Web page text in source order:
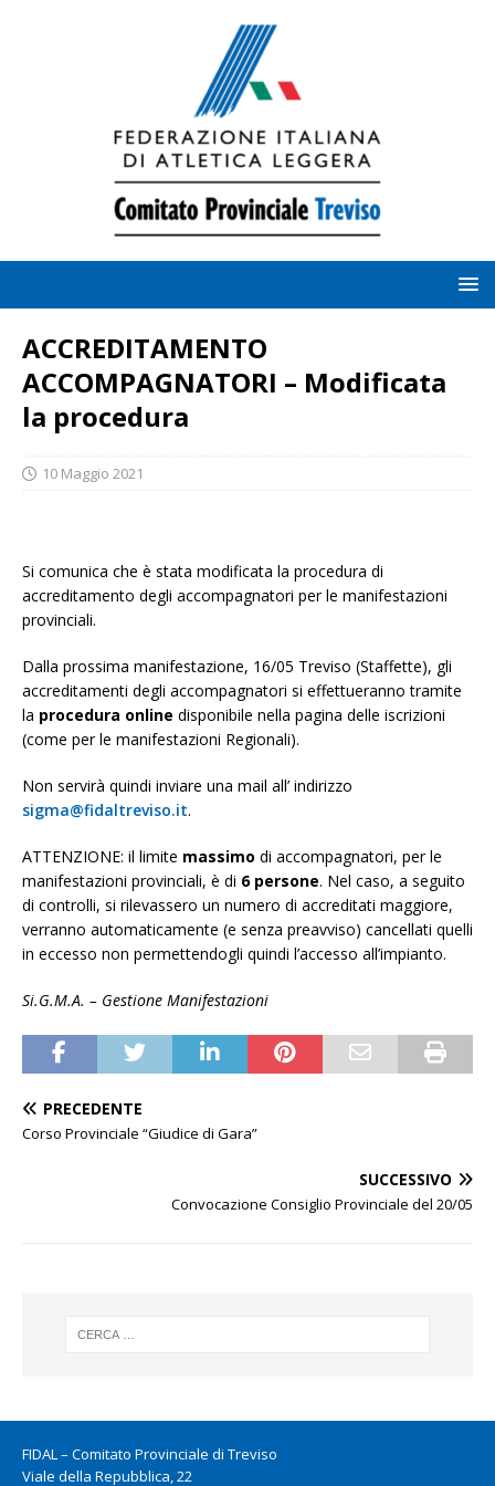
ACCREDITAMENTO
ACCOMPAGNATORI – Modificata
la procedura
10 Maggio 2021
Si comunica che è stata modificata la procedura di
accreditamento degli accompagnatori per le manifestazioni
provinciali.
Dalla prossima manifestazione, 16/05 Treviso (Staffette), gli
accreditamenti degli accompagnatori si effettueranno tramite
la procedura online disponibile nella pagina delle iscrizioni
(come per le manifestazioni Regionali).
Non servirà quindi inviare una mail all’ indirizzo
sigma@fidaltreviso.it.
ATTENZIONE: il limite massimo di accompagnatori, per le
manifestazioni provinciali, è di 6 persone. Nel caso, a seguito
di controlli, si rilevassero un numero di accreditati maggiore,
verranno automaticamente (e senza preavviso) cancellati quelli
in eccesso non permettendogli quindi l’accesso all’impianto.
Si.G.M.A. – Gestione Manifestazioni
PRECEDENTE
Corso Provinciale “Giudice di Gara”
SUCCESSIVO
Convocazione Consiglio Provinciale del 20/05
FIDAL – Comitato Provinciale di Treviso
Viale della Repubblica, 22